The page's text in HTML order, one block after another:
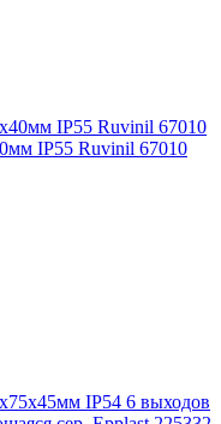
IP55 Ruvinil 67010